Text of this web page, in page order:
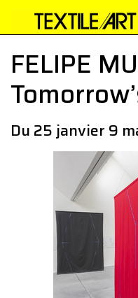
FELIPE
Du 25 janvier 9